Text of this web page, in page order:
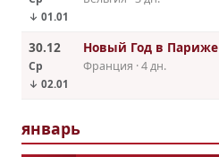
↓ 01.01
30.12
Ср
↓ 02.01
Новый Год в Париже
Франция · 4 дн.
январь